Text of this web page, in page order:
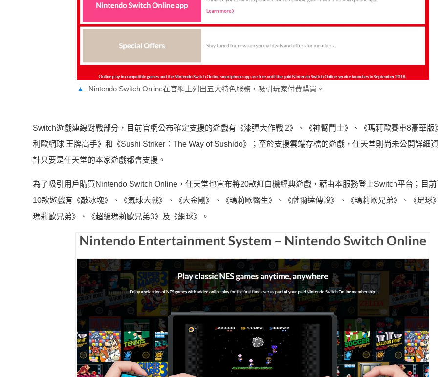
▲ Nintendo Switch Online在官網上列出五大特色服務，吸引玩家付費購買。
Switch遊戲連線對戰部分，目前官網公布確定支援的遊戲有《漆彈大作戰 2》、《神臂鬥士》、《瑪莉歐賽車8豪華版
利歐網球 王牌高手》和《Sushi Striker：The Way of Sushido》；至於支援雲端存檔的遊戲，任天堂則尚未公開詳細
計只要是任天堂的本家遊戲都會支援。
為了吸引用戶購買Nintendo Switch Online，任天堂也宣布將20款紅白機經典遊戲，藉由本服務登上Switch平台；目前
10款遊戲有《敲冰塊》、《氣球大戰》、《大金剛》、《瑪莉歐醫生》、《薩爾達傳說》、《瑪莉歐兄弟》、《足球
瑪莉歐兄弟》、《超級瑪莉歐兄弟3》及《網球》。